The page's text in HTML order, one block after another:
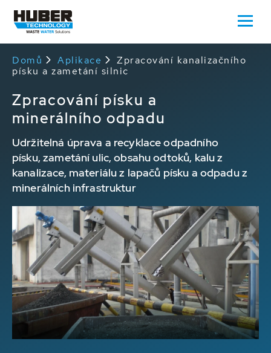
Domů Aplikace
Zpracování kanalizačního
písku a zametání silnic
Zpracování písku a
minerálního odpadu
Udržitelná úprava a recyklace odpadního
písku, zametání ulic, obsahu odtoků, kalu z
kanalizace, materiálu z lapačů písku a odpadu z
minerálních infrastruktur